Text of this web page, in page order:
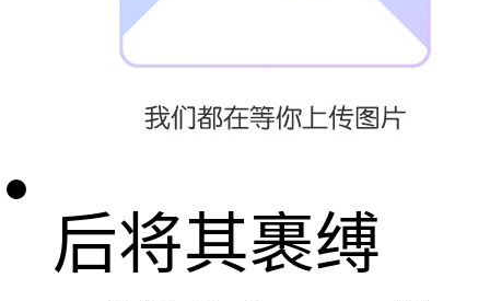
体或在发生局
部位移或破坏
后将其裹缚